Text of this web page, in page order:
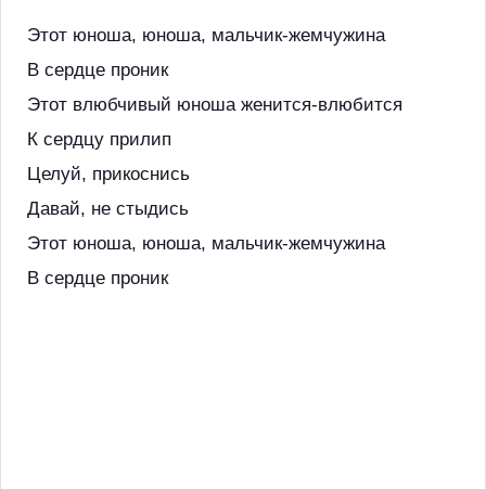
Этот юноша, юноша, мальчик-жемчужина
В сердце проник
Этот влюбчивый юноша женится-влюбится
К сердцу прилип
Целуй, прикоснись
Давай, не стыдись
Этот юноша, юноша, мальчик-жемчужина
В сердце проник